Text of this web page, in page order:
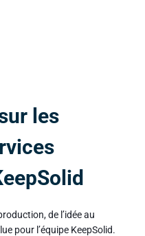
les
de l’idée au
pour l’équipe KeepSolid.